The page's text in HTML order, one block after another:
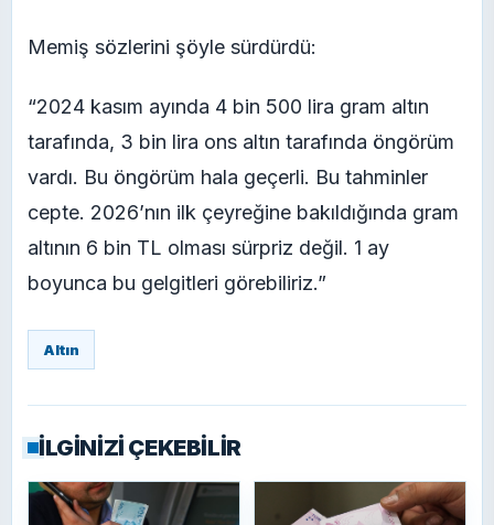
Memiş sözlerini şöyle sürdürdü:
“2024 kasım ayında 4 bin 500 lira gram altın
tarafında, 3 bin lira ons altın tarafında öngörüm
vardı. Bu öngörüm hala geçerli. Bu tahminler
cepte. 2026’nın ilk çeyreğine bakıldığında gram
altının 6 bin TL olması sürpriz değil. 1 ay
boyunca bu gelgitleri görebiliriz.”
Altın
İLGİNİZİ ÇEKEBİLİR